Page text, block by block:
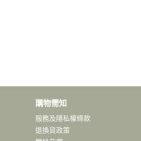
購物需知
服務及隱私權條款
退換貨政策